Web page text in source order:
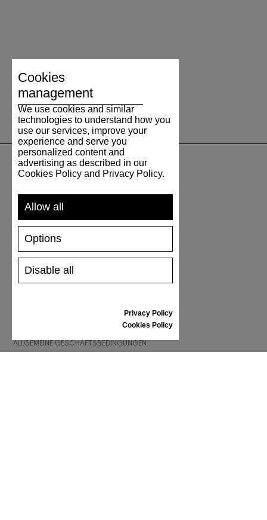
VERSAND UND ZAHLUNG
RÜCKSENDUNG
GRÖSSENTABELLE
SCHUHPFLEGE
GESCHENKGUTSCHEIN
REZENSIONEN
ALLGEMEINE GESCHÄFTSBEDINGUNGEN
Cookies
management
We use cookies and similar
technologies to understand how you
use our services, improve your
experience and serve you
personalized content and
advertising as described in our
Cookies Policy and Privacy Policy.
Allow all
Disable all
Options
Privacy Policy
Cookies Policy